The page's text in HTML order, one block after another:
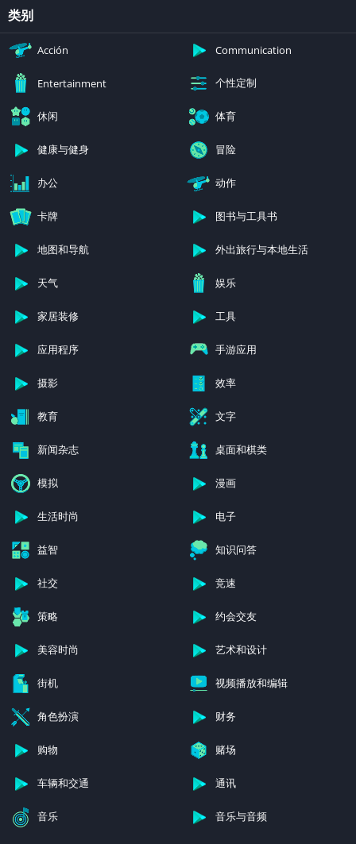
类别
Acción Communication
Entertainment 个性定制
休闲 体育
健康与健身 冒险
办公 动作
卡牌 图书与工具书
地图和导航 外出旅行与本地生活
天气 娱乐
家居装修 工具
应用程序 手游应用
摄影 效率
教育 文字
新闻杂志 桌面和棋类
模拟 漫画
生活时尚 电子
益智 知识问答
社交 竞速
策略 约会交友
美容时尚 艺术和设计
街机 视频播放和编辑
角色扮演 财务
购物 赌场
车辆和交通 通讯
音乐 音乐与音频